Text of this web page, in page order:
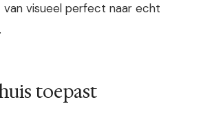
van visueel perfect naar echt
toepast